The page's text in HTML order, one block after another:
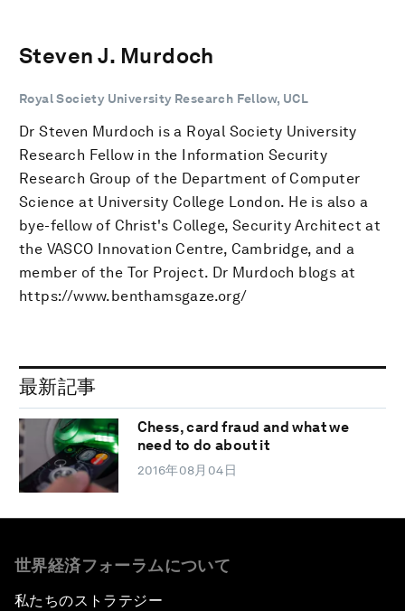
Steven J. Murdoch
Royal Society University Research Fellow, UCL
Dr Steven Murdoch is a Royal Society University
Research Fellow in the Information Security
Research Group of the Department of Computer
Science at University College London. He is also a
bye-fellow of Christ's College, Security Architect at
the VASCO Innovation Centre, Cambridge, and a
member of the Tor Project. Dr Murdoch blogs at
https://www.benthamsgaze.org/
最新記事
Chess, card fraud and what we
need to do about it
2016年08月04日
世界経済フォーラムについて
私たちのストラテジー